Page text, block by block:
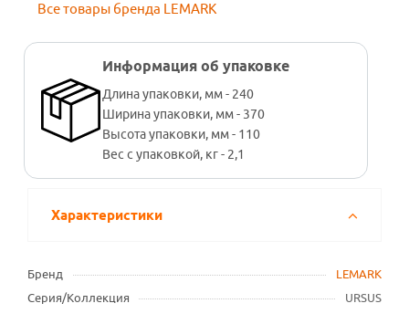
Все товары бренда LEMARK
Информация об упаковке
Длина упаковки, мм - 240
Ширина упаковки, мм - 370
Высота упаковки, мм - 110
Вес с упаковкой, кг - 2,1
Характеристики
Бренд
LEMARK
Серия/Коллекция
URSUS